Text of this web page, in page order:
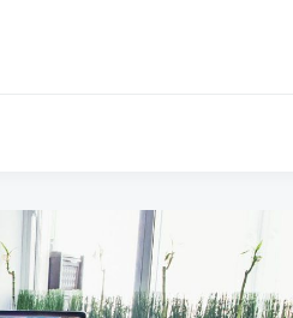
Search 美洽博客